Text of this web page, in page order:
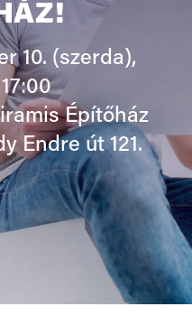
10. (szerda),
Építőház
Endre út 121.